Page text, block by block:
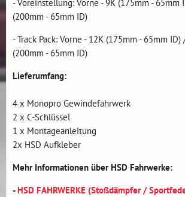
(200mm - 65mm ID)
- Track Pack: Vorne - 12K (175mm - 65mm
(200mm - 65mm ID)
Lieferumfang:
4 x Monopro Gewindefahrwerk
2 x C-Schlüssel
1 x Montageanleitung
2x HSD Aufkleber
Mehr Informationen über HSD Fahrwerke:
- HSD FAHRWERKE (Stoßdämpfer /